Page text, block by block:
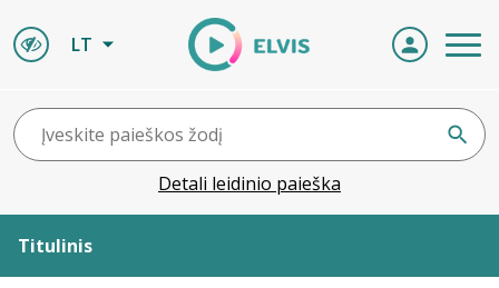
LT
Detali leidinio paieška
Titulinis